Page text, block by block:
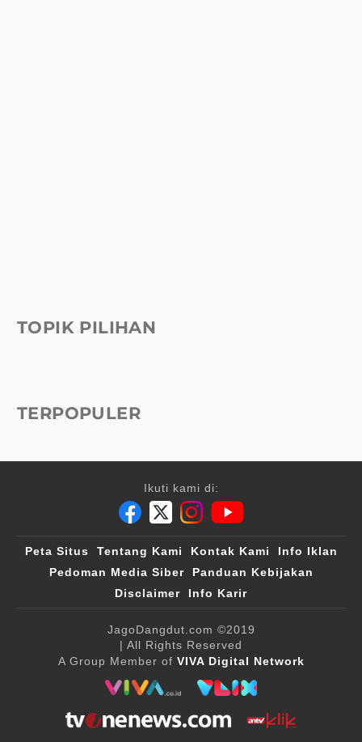
TOPIK PILIHAN
TERPOPULER
Ikuti kami di:
Peta Situs Tentang Kami Kontak Kami
Info Iklan
Pedoman Media Siber
Panduan Kebijakan
Disclaimer
Info Karir
JagoDangdut.com ©2019
| All Rights Reserved
A Group Member of VIVA Digital Network